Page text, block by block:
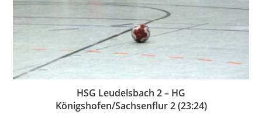
HSG Leudelsbach 2 – HG
Königshofen/Sachsenflur 2 (23:24)